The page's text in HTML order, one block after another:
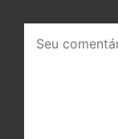
comentário: